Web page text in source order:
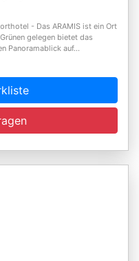
- Das ARAMIS ist ein Ort
gelegen bietet das
Panoramablick auf...